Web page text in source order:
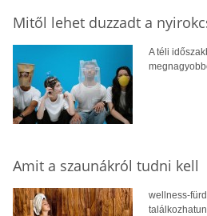
Mitől lehet duzzadt a
A téli
Amit a szaunákról tudni kell
wellness-